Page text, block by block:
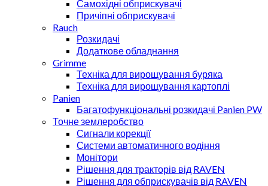
Самохідні обприскувачі
Причіпні обприскувачі
Rauch
Розкидачі
Додаткове обладнання
Grimme
Техніка для вирощування буряка
Техніка для вирощування картоплі
Panien
Багатофункціональні розкидачі Panien PW
Точне землеробство
Сигнали корекції
Системи автоматичного водіння
Монітори
Рішення для тракторів від RAVEN
Рішення для обприскувачів від RAVEN